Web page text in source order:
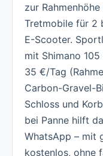
zur
Tretmobile für 2
E-Scooter.
mit Shimano
35 €/Tag
Carbon-Gravel-
Schloss und
bei Panne hilft
WhatsApp – mit
kostenlos, ohne